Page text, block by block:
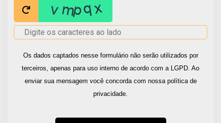
Os dados captados nesse formulário não serão utilizados por
terceiros, apenas para uso interno de acordo com a LGPD. Ao
enviar sua mensagem você concorda com nossa política de
privacidade.